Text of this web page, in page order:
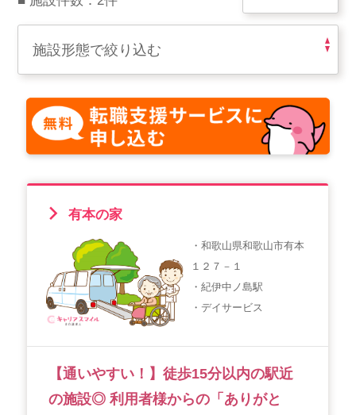
紹介会社を使うメリットについて
介護・看護のお仕事について
支店連絡先一覧
会社概要 個人情報保護方針
お知らせ 採用担当者様へ サイトマップ
有本の家
・和歌山県和歌山市有本
１２７－１
・紀伊中ノ島駅
・デイサービス
【通いやすい！】徒歩15分以内の駅近
の施設◎ 利用者様からの「ありがと